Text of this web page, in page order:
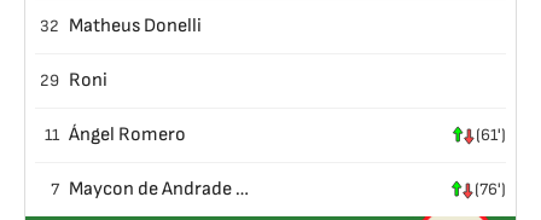
32 Matheus Donelli
29 Roni
11 Ángel Romero (61')
7 Maycon de Andrade Barberan (76')